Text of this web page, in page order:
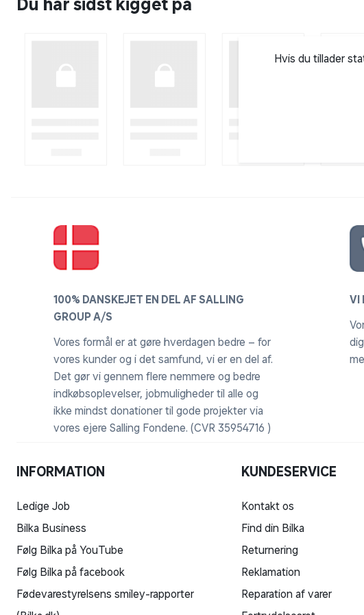
Betrækket kan vaskes på skåneprogram ved maks. 60°C.
Topmadrassen skal ligges fladt og udrullet i minimum 3
Du har sidst kigget på
Hvis du tillader
100% DANSKEJET EN DEL AF SALLING
GROUP A/S
Vores formål er at gøre hverdagen bedre – for
vores kunder og i det samfund, vi er en del af.
Det gør vi gennem flere nemmere og bedre
indkøbsoplevelser, jobmuligheder til alle og
ikke mindst donationer til gode projekter via
vores ejere Salling Fondene. (CVR 35954716 )
VI
INFORMATION
Ledige Job
Bilka Business
Følg Bilka på YouTube
Følg Bilka på facebook
Fødevarestyrelsens smiley-rapporter
KUNDESERVICE
Kontakt os
Find din Bilka
Returnering
Reklamation
Reparation af varer